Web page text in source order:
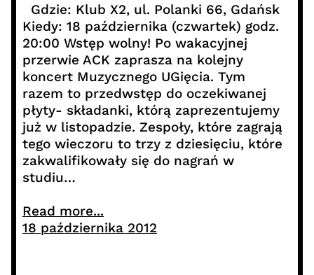
Gdzie: Klub X2, ul. Polanki 66, Gdańsk
Kiedy: 18 października (czwartek) godz.
20:00 Wstęp wolny! Po wakacyjnej
przerwie ACK zaprasza na kolejny
koncert Muzycznego UGięcia. Tym
razem to przedwstęp do oczekiwanej
płyty- składanki, którą zaprezentujemy
już w listopadzie. Zespoły, które zagrają
tego wieczoru to trzy z dziesięciu, które
zakwalifikowały się do nagrań w
studiu…
Read more...
18 października 2012